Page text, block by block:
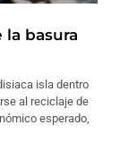
basura
isla dentro
al reciclaje de
esperado,